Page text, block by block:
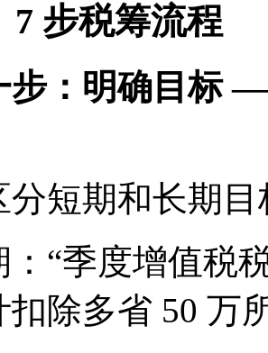
步税筹流程
：明确目标
期和长期目
季度增值税税
除多省 50 万